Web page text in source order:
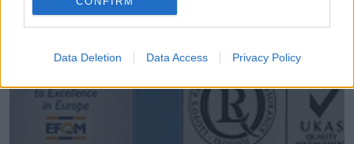
Data Deletion Data Access Privacy Policy
Ver más